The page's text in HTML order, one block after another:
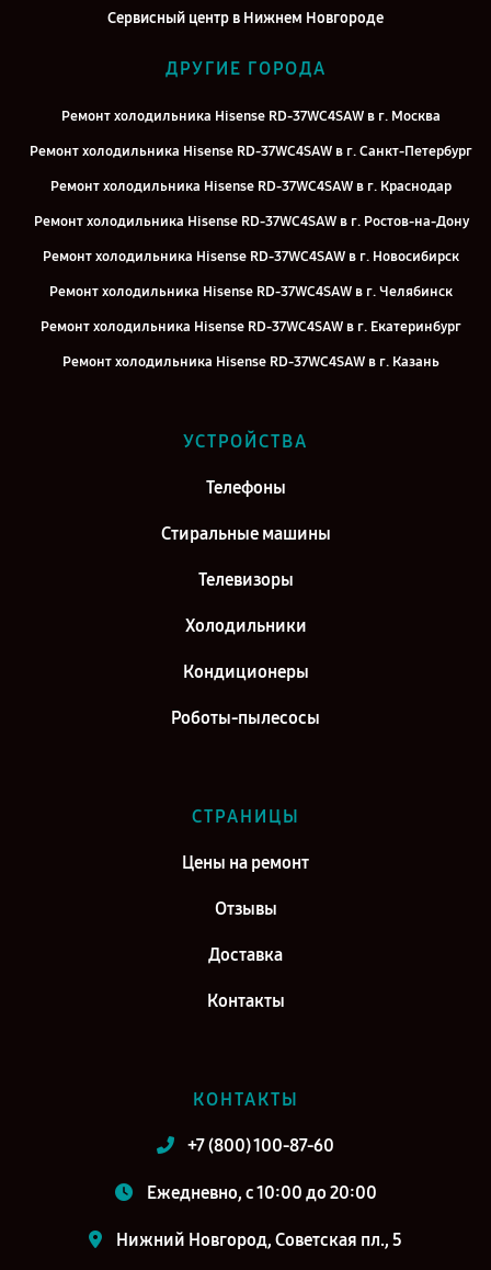
Сервисный центр в Нижнем Новгороде
ДРУГИЕ ГОРОДА
Ремонт холодильника Hisense RD-37WC4SAW в г. Москва
Ремонт холодильника Hisense RD-37WC4SAW в г. Санкт-Петербург
Ремонт холодильника Hisense RD-37WC4SAW в г. Краснодар
Ремонт холодильника Hisense RD-37WC4SAW в г. Ростов-на-Дону
Ремонт холодильника Hisense RD-37WC4SAW в г. Новосибирск
Ремонт холодильника Hisense RD-37WC4SAW в г. Челябинск
Ремонт холодильника Hisense RD-37WC4SAW в г. Екатеринбург
Ремонт холодильника Hisense RD-37WC4SAW в г. Казань
Ремонт холодильника Hisense RD-37WC4SAW в г. Саратов
Ремонт холодильника Hisense RD-37WC4SAW в г. Киров
УСТРОЙСТВА
Телефоны
Стиральные машины
Телевизоры
Холодильники
Кондиционеры
Роботы-пылесосы
СТРАНИЦЫ
Цены на ремонт
Отзывы
Доставка
Контакты
КОНТАКТЫ
+7 (800) 100-87-60
Ежедневно, с 10:00 до 20:00
Нижний Новгород, Советская пл., 5